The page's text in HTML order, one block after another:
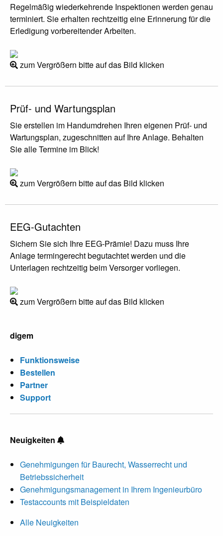
Regelmäßig wiederkehrende Inspektionen werden genau
terminiert. Sie erhalten rechtzeitig eine Erinnerung für die
Erledigung vorbereitender Arbeiten.
zum Vergrößern bitte auf das Bild klicken
Prüf- und Wartungsplan
Sie erstellen im Handumdrehen Ihren eigenen Prüf- und
Wartungsplan, zugeschnitten auf Ihre Anlage. Behalten
Sie alle Termine im Blick!
zum Vergrößern bitte auf das Bild klicken
EEG-Gutachten
Sichern Sie sich Ihre EEG-Prämie! Dazu muss Ihre
Anlage termingerecht begutachtet werden und die
Unterlagen rechtzeitig beim Versorger vorliegen.
zum Vergrößern bitte auf das Bild klicken
digem
Funktionsweise
Bestellen
Partner
Support
Neuigkeiten
Genehmigungen für Baurecht, Wasserrecht und
Betriebssicherheit
Genehmigungsmanagement in Ihrem Ingenieurbüro
Testaccounts mit Beispieldaten
Alle Neuigkeiten